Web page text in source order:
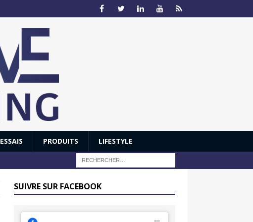
ESSAIS PRODUITS LIFESTYLE
SUIVRE SUR FACEBOOK